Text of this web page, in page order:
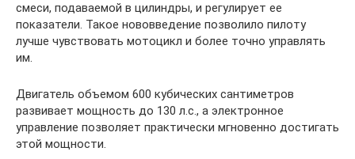
смеси, подаваемой в цилиндры, и регулирует ее
показатели. Такое нововведение позволило пилоту
лучше чувствовать мотоцикл и более точно управлять
им.
Двигатель объемом 600 кубических сантиметров
развивает мощность до 130 л.с., а электронное
управление позволяет практически мгновенно достигать
этой мощности.